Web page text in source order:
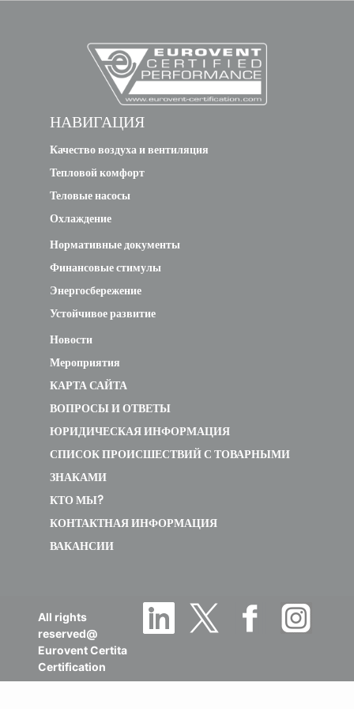
НАВИГАЦИЯ
Качество воздуха и вентиляция
Тепловой комфорт
Теловые насосы
Охлаждение
Нормативные документы
Финансовые стимулы
Энергосбережение
Устойчивое развитие
Новости
Мероприятия
КАРТА САЙТА
ВОПРОСЫ И ОТВЕТЫ
ЮРИДИЧЕСКАЯ ИНФОРМАЦИЯ
СПИСОК ПРОИСШЕСТВИЙ С ТОВАРНЫМИ
ЗНАКАМИ
КТО МЫ?
КОНТАКТНАЯ ИНФОРМАЦИЯ
ВАКАНСИИ
All rights
reserved@
Eurovent Certita
Certification